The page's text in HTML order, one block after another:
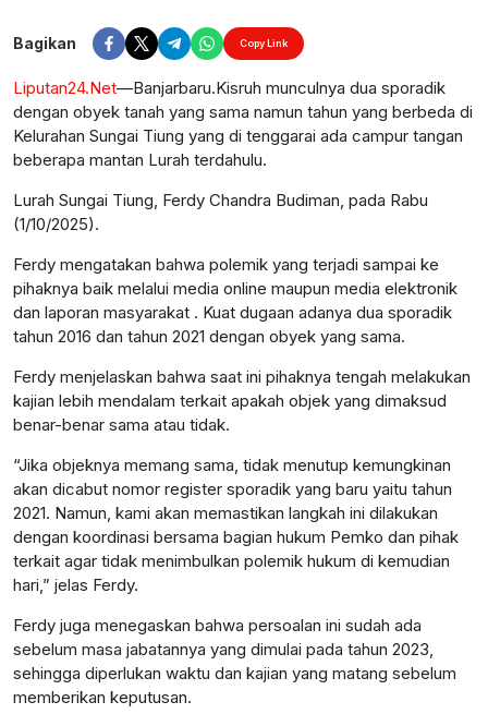
Bagikan Copy Link
Liputan24.Net—Banjarbaru.Kisruh munculnya dua sporadik
dengan obyek tanah yang sama namun tahun yang berbeda di
Kelurahan Sungai Tiung yang di tenggarai ada campur tangan
beberapa mantan Lurah terdahulu.
Lurah Sungai Tiung, Ferdy Chandra Budiman, pada Rabu
(1/10/2025).
Ferdy mengatakan bahwa polemik yang terjadi sampai ke
pihaknya baik melalui media online maupun media elektronik
dan laporan masyarakat . Kuat dugaan adanya dua sporadik
tahun 2016 dan tahun 2021 dengan obyek yang sama.
Ferdy menjelaskan bahwa saat ini pihaknya tengah melakukan
kajian lebih mendalam terkait apakah objek yang dimaksud
benar-benar sama atau tidak.
“Jika objeknya memang sama, tidak menutup kemungkinan
akan dicabut nomor register sporadik yang baru yaitu tahun
2021. Namun, kami akan memastikan langkah ini dilakukan
dengan koordinasi bersama bagian hukum Pemko dan pihak
terkait agar tidak menimbulkan polemik hukum di kemudian
hari,” jelas Ferdy.
Ferdy juga menegaskan bahwa persoalan ini sudah ada
sebelum masa jabatannya yang dimulai pada tahun 2023,
sehingga diperlukan waktu dan kajian yang matang sebelum
memberikan keputusan.